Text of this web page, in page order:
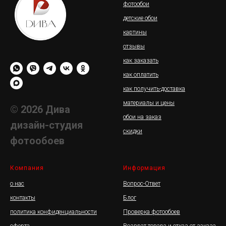
© 2026 Дива
дизайн-студия
фотообоев
фотообои
детские обои
картины
отзывы
как заказать
как оплатить
как получить-доставка
материалы и цены
обои на заказ
скидки
Компания
о нас
контакты
политика конфиденциальности
Информация
Вопрос-Ответ
Блог
Проверка фотообоев